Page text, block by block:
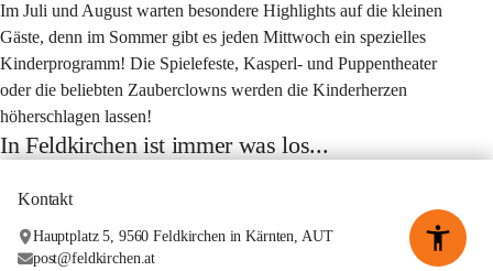
Im Juli und August warten besondere Highlights auf die kleinen
Gäste, denn im Sommer gibt es jeden Mittwoch ein spezielles
Kinderprogramm! Die Spielefeste, Kasperl- und Puppentheater
oder die beliebten Zauberclowns werden die Kinderherzen
höherschlagen lassen!
In Feldkirchen ist immer was los...
Kontakt
Hauptplatz 5, 9560 Feldkirchen in Kärnten, AUT
post@feldkirchen.at